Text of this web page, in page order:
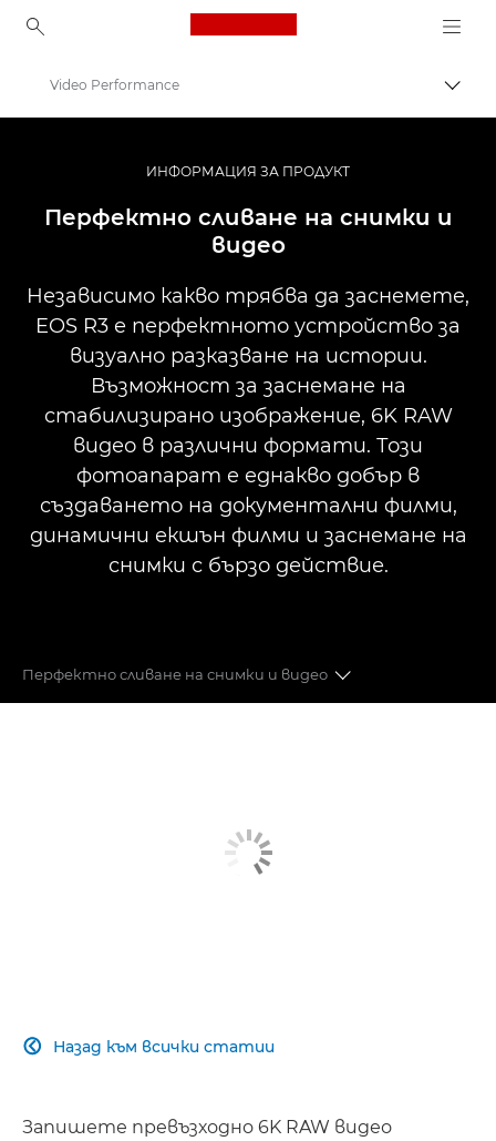
Canon Logo, back to
Цифрови фотоапарати
EOS R3
Video Performance
ИНФОРМАЦИЯ ЗА ПРОДУКТ
Перфектно сливане на снимки и
видео
Независимо какво трябва да заснемете,
EOS R3 е перфектното устройство за
визуално разказване на истории.
Възможност за заснемане на
стабилизирано изображение, 6K RAW
видео в различни формати. Този
фотоапарат е еднакво добър в
създаването на документални филми,
динамични екшън филми и заснемане на
снимки с бързо действие.
Перфектно сливане на снимки и видео
Назад към всички статии

Запишете превъзходно 6K RAW видео